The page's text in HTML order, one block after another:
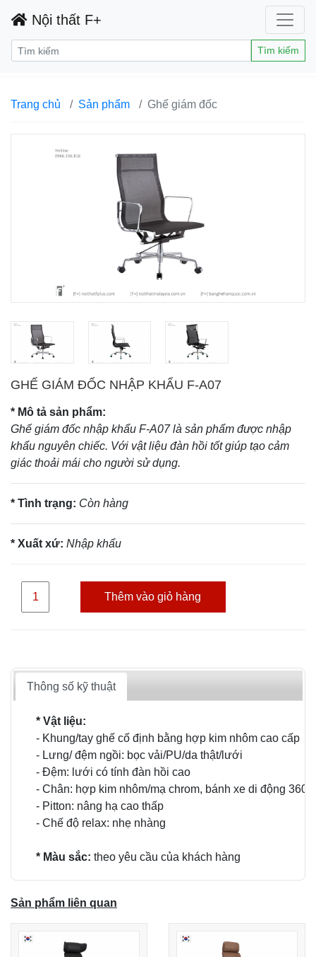
Nội thất F+
Tìm kiếm
Trang chủ Sản phẩm Ghế giám đốc
GHẾ GIÁM ĐỐC NHẬP KHẨU F-A07
* Mô tả sản phẩm:
Ghế giám đốc nhập khẩu F-A07 là sản phẩm được nhập
khẩu nguyên chiếc. Với vật liệu đàn hồi tốt giúp tạo cảm
giác thoải mái cho người sử dụng.
* Tình trạng: Còn hàng
* Xuất xứ: Nhập khẩu
Thêm vào giỏ hàng
Thông số kỹ thuật
* Vật liệu:
- Khung/tay ghế cố định bằng hợp kim nhôm cao cấp
- Lưng/ đệm ngồi: bọc vải/PU/da thật/lưới
- Đệm: lưới có tính đàn hồi cao
- Chân: hợp kim nhôm/mạ chrom, bánh xe di động 360o
- Pitton: nâng hạ cao thấp
- Chế độ relax: nhẹ nhàng
* Màu sắc: theo yêu cầu của khách hàng
Sản phẩm liên quan